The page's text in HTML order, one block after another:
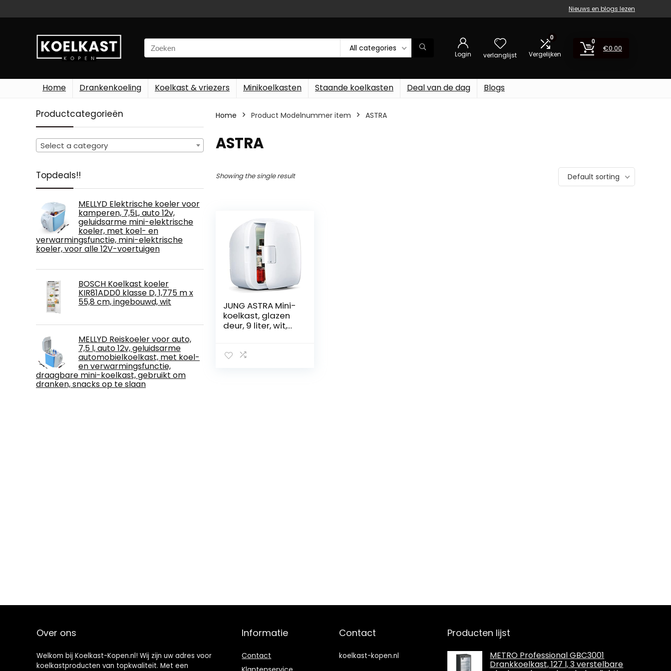
Nieuws en blogs lezen
Search
for:
All categories
Login verlanglijst
0
Vergelijken
0
€0.00
Home Drankenkoeling Koelkast & vriezers Minikoelkasten Staande koelkasten Deal van de dag Blogs
Productcategorieën
Select a category
Topdeals!!
MELLYD Elektrische koeler voor
kamperen, 7,5L, auto 12v,
geluidsarme mini-elektrische
koeler, met koel- en
verwarmingsfunctie, mini-elektrische
koeler, voor alle 12V-voertuigen
BOSCH Koelkast koeler
KIR81ADD0 klasse D, 1,775 m x
55,8 cm, ingebouwd, wit
MELLYD Reiskoeler voor auto,
7,5 l, auto 12v, geluidsarme
automobielkoelkast, met koel-
en verwarmingsfunctie,
draagbare mini-koelkast, gebruikt om
dranken, snacks op te slaan
Home Product Modelnummer item ‎ASTRA
‎ASTRA
Showing the single result Default sorting
JUNG ASTRA Mini-
koelkast, glazen
deur, 9 liter, wit,
koel- en
Over ons
Welkom bij Koelkast-Kopen.nl! Wij zijn uw adres voor
koelkastproducten van topkwaliteit. Met een
Informatie
Contact
Contact
koelkast-kopen.nl
Producten lijst
METRO Professional GBC3001
Drankkoelkast, 127 l, 3 verstelbare